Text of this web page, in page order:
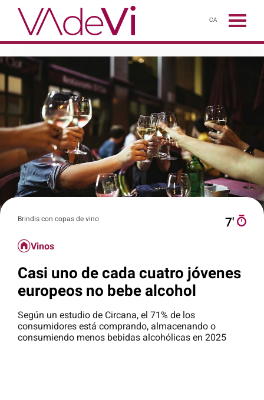
CA
Brindis con copas de vino 7′
Vinos
Casi uno de cada cuatro jóvenes
europeos no bebe alcohol
Según un estudio de Circana, el 71% de los
consumidores está comprando, almacenando o
consumiendo menos bebidas alcohólicas en 2025